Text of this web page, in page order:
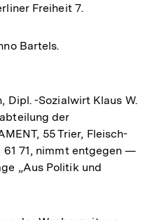
Freiheit 7.
Bartels.
Dipl. -Sozialwirt Klaus W.
der
55 Trier, Fleisch-
71, nimmt entgegen —
„Aus Politik und